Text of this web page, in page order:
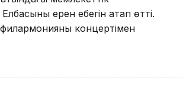
ерен еңбегін атап өтті.
концертімен